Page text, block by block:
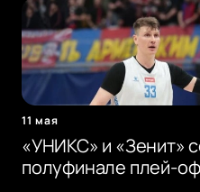
11 мая
«УНИКС» и «Зенит»
полуфинале плей-